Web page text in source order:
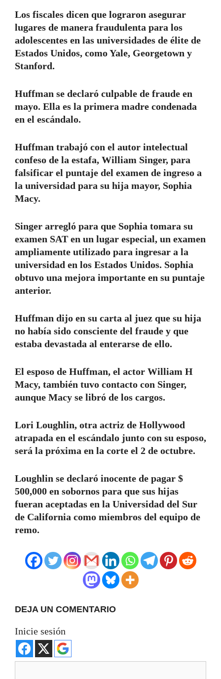
Los fiscales dicen que lograron asegurar
lugares de manera fraudulenta para los
adolescentes en las universidades de élite de
Estados Unidos, como Yale, Georgetown y
Stanford.
Huffman se declaró culpable de fraude en
mayo. Ella es la primera madre condenada
en el escándalo.
Huffman trabajó con el autor intelectual
confeso de la estafa, William Singer, para
falsificar el puntaje del examen de ingreso a
la universidad para su hija mayor, Sophia
Macy.
Singer arregló para que Sophia tomara su
examen SAT en un lugar especial, un examen
ampliamente utilizado para ingresar a la
universidad en los Estados Unidos. Sophia
obtuvo una mejora importante en su puntaje
anterior.
Huffman dijo en su carta al juez que su hija
no había sido consciente del fraude y que
estaba devastada al enterarse de ello.
El esposo de Huffman, el actor William H
Macy, también tuvo contacto con Singer,
aunque Macy se libró de los cargos.
Lori Loughlin, otra actriz de Hollywood
atrapada en el escándalo junto con su esposo,
será la próxima en la corte el 2 de octubre.
Loughlin se declaró inocente de pagar $
500,000 en sobornos para que sus hijas
fueran aceptadas en la Universidad del Sur
de California como miembros del equipo de
remo.
DEJA UN COMENTARIO
Inicie sesión